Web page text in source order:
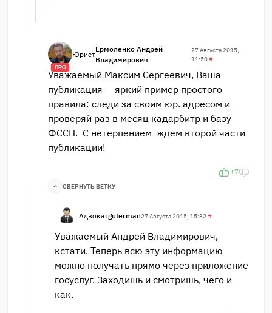
ПРО
Юрист
Ермоленко Андрей
Владимирович
27 Августа 2015,
11:50#
Уважаемый Максим Сергеевич, Ваша
публикация — яркий пример простого
правила: следи за своим юр. адресом и
проверяй раз в месяц кадарбитр и базу
ФССП. С нетерпением ждем второй части
публикации!
+7
СВЕРНУТЬ ВЕТКУ
Адвокатguterman27 Августа 2015, 15:32 #
Уважаемый Андрей Владимирович,
кстати. Теперь всю эту информацию
можно получать прямо через приложение
госуслуг. Заходишь и смотришь, чего и
как.